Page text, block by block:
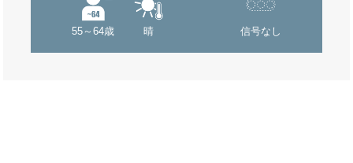
55～64歳 晴 信号なし